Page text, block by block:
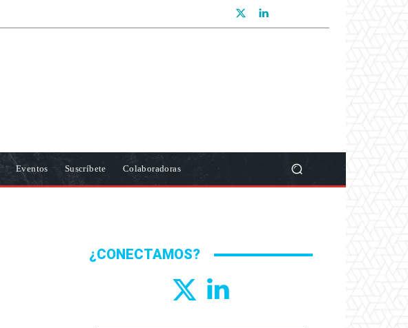
Eventos Suscríbete Colaboradoras
¿CONECTAMOS?